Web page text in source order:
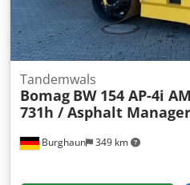
Burghaun 349 km
Tandemwals
Bomag BW 154 AP-4i
731h / Asphalt Manager